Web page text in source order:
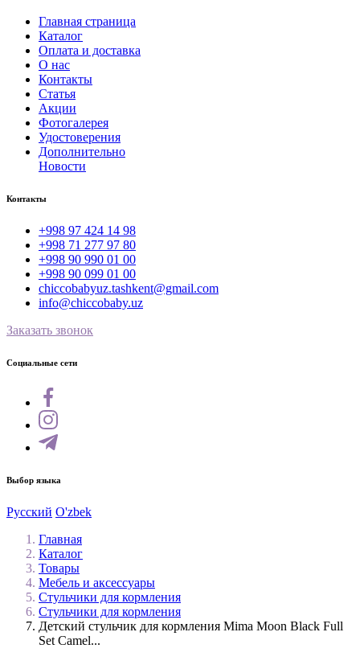
Главная страница
Каталог
Оплата и доставка
О нас
Контакты
Статья
Акции
Фотогалерея
Удостоверения
Дополнительно
Новости
Контакты
+998 97 424 14 98
+998 71 277 97 80
+998 90 990 01 00
+998 90 099 01 00
chiccobabyuz.tashkent@gmail.com
info@chiccobaby.uz
Заказать звонок
Социальные сети
Выбор языка
Русский O'zbek
Главная
Каталог
Товары
Мебель и аксессуары
Стульчики для кормления
Стульчики для кормления
Детский стульчик для кормления Mima Moon Black Full
Set Camel...